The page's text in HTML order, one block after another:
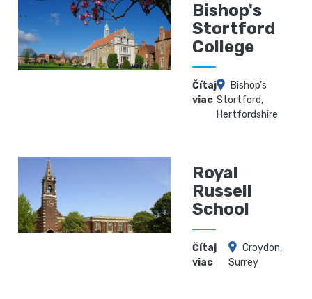
Bishop's
Stortford
College
Čítaj
viac
Bishop’s
Stortford,
Hertfordshire
Royal
Russell
School
Čítaj
viac
Croydon,
Surrey